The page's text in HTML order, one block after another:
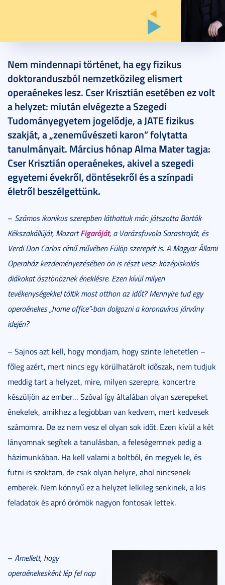
Nem mindennapi történet, ha egy fizikus
doktoranduszból nemzetközileg elismert
operaénekes lesz. Cser Krisztián esetében ez volt
a helyzet: miután elvégezte a Szegedi
Tudományegyetem jogelődje, a JATE fizikus
szakját, a „zeneművészeti karon” folytatta
tanulmányait. Március hónap Alma Mater tagja:
Cser Krisztián operaénekes, akivel a szegedi
egyetemi évekről, döntésekről és a színpadi
életről beszélgettünk.
– Számos ikonikus szerepben láthattuk már: játszotta Bartók
Kékszakállúját, MozartFigaróját, a Varázsfuvola Sarastroját, és
Verdi Don Carlos című művében Fülöp szerepét is. A Magyar Állami
Operaház kezdeményezésében ön is részt vesz: középiskolás
diákokat ösztönöznek éneklésre. Ezen kívül milyen
tevékenységekkel töltik most otthon az időt? Mennyire tud egy
operaénekes „home office”-ban dolgozni a koronavírus járvány
idején?
– Sajnos azt kell, hogy mondjam, hogy szinte lehetetlen –
főleg azért, mert nincs egy körülhatárolt időszak, nem tudjuk
meddig tart a helyzet, mire, milyen szerepre, koncertre
készüljön az ember… Szóval így általában olyan szerepeket
énekelek, amikhez a legjobban van kedvem, mert kedvesek
számomra. De ez nem vesz el olyan sok időt. Ezen kívül a két
lányomnak segítek a tanulásban, a feleségemnek pedig a
házimunkában. Ha kell valami a boltból, én megyek le, és
futni is szoktam, de csak olyan helyre, ahol nincsenek
emberek. Nem könnyű ez a helyzet lelkileg senkinek, a kis
feladatok és apró örömök nagyon fontosak lettek.
– Amellett, hogy
operaénekesként lép fel nap